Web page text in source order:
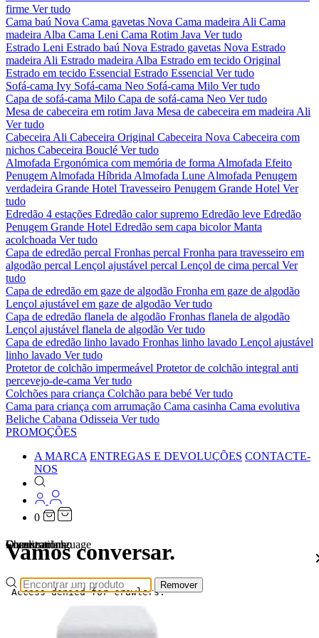
firme Ver tudo
Cama baú Nova Cama gavetas Nova Cama madeira Ali Cama
madeira Alba Cama Leni Cama Rotim Java Ver tudo
Estrado Leni Estrado baú Nova Estrado gavetas Nova Estrado
madeira Ali Estrado madeira Alba Estrado em tecido Original
Estrado em tecido Essencial Estrado Essencial Ver tudo
Sofá-cama Ivy Sofá-cama Neo Sofá-cama Milo Ver tudo
Capa de sofá-cama Milo Capa de sofá-cama Neo Ver tudo
Mesa de cabeceira em rotim Java Mesa de cabeceira em madeira Ali
Ver tudo
Cabeceira Ali Cabeceira Original Cabeceira Nova Cabeceira com
nichos Cabeceira Bouclé Ver tudo
Almofada Ergonómica com memória de forma Almofada Efeito
Penugem Almofada Híbrida Almofada Lune Almofada Penugem
verdadeira Grande Hotel Travesseiro Penugem Grande Hotel Ver
tudo
Edredão 4 estações Edredão calor supremo Edredão leve Edredão
Penugem Grande Hotel Edredão sem capa bicolorManta
acolchoada Ver tudo
Capa de edredão percal Fronhas percal Fronha para travesseiro em
algodão percal Lençol ajustável percal Lençol de cima percal Ver
tudo
Capa de edredão em gaze de algodão Fronha em gaze de algodão
Lençol ajustável em gaze de algodão Ver tudo
Capa de edredão flanela de algodão Fronhas flanela de algodão
Lençol ajustável flanela de algodão Ver tudo
Capa de edredão linho lavado Fronhas linho lavado Lençol ajustável
linho lavado Ver tudo
Protetor de colchão impermeável Protetor de colchão integral anti
percevejo-de-cama Ver tudo
Colchões para criança Colchão para bebé Ver tudo
Cama para criança com arrumação Cama casinha Cama evolutiva
Beliche Cabana Odisseia Ver tudo
PROMOÇÕES
A MARCA ENTREGAS E DEVOLUÇÕES CONTACTE-
NOS
0
Localizations
Choose a language
Encontrar
Remover
O seu carrinho
Vamos conversar.